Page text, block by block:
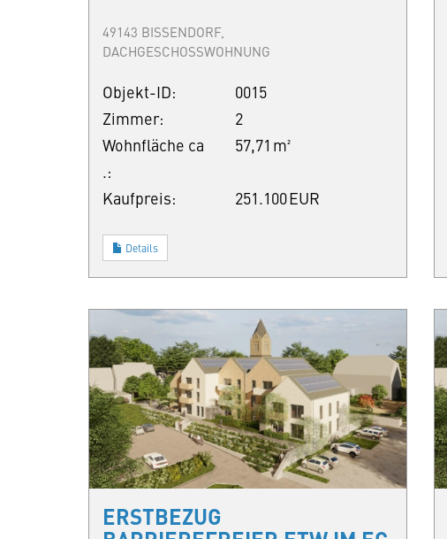
49143 BISSENDORF,
DACHGESCHOSSWOHNUNG
Objekt-ID:
0015
Zimmer:
2
Wohnfläche ca
.:
57,71 m²
Kaufpreis: 251.100 EUR
Details
ERSTBEZUG